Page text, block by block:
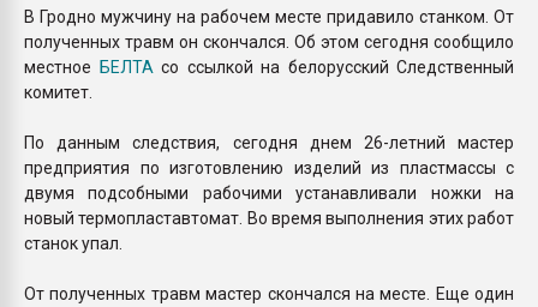
В Гродно мужчину на рабочем месте придавило станком. От
полученных травм он скончался. Об этом сегодня сообщило
местное БЕЛТА со ссылкой на белорусский Следственный
комитет.
По данным следствия, сегодня днем 26-летний мастер
предприятия по изготовлению изделий из пластмассы с
двумя подсобными рабочими устанавливали ножки на
новый термопластавтомат. Во время выполнения этих работ
станок упал.
От полученных травм мастер скончался на месте. Еще один